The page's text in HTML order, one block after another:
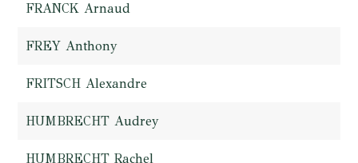
FRANCK Arnaud
FREY Anthony
FRITSCH Alexandre
HUMBRECHT Audrey
HUMBRECHT Rachel